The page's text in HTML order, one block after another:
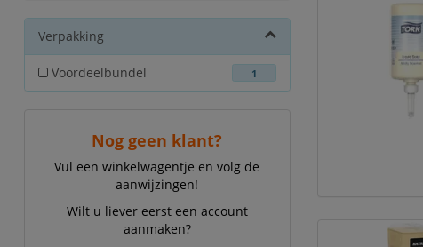
Verpakking
Voordeelbundel 1
Nog geen klant?
Vul een winkelwagentje en volg de
aanwijzingen!
Wilt u liever eerst een account
aanmaken?